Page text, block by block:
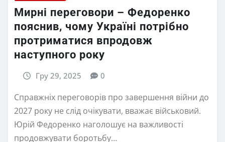
Мирні переговори – Федоренко
пояснив, чому Україні потрібно
протриматися впродовж
наступного року
Гру 29, 2025 0
Справжніх переговорів про завершення війни до
2027 року не слід очікувати, вважає військовий.
Юрій Федоренко наголошує на важливості
продовжувати боротьбу…